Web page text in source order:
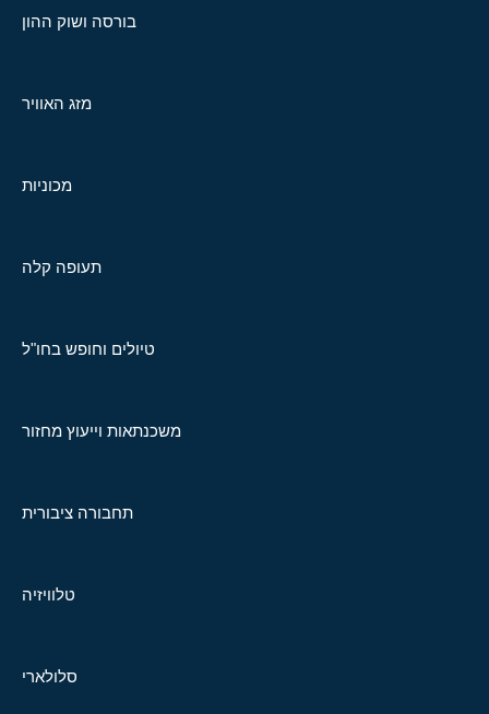
בורסה ושוק ההון
מזג האוויר
מכוניות
תעופה קלה
טיולים וחופש בחו"ל
משכנתאות וייעוץ מחזור
תחבורה ציבורית
טלוויזיה
סלולארי